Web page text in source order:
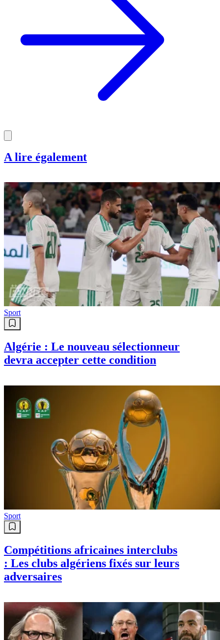
A lire également
Sport
Algérie : Le nouveau sélectionneur
devra accepter cette condition
Sport
Compétitions africaines interclubs
: Les clubs algériens fixés sur leurs
adversaires